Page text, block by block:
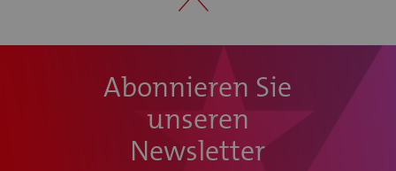
Abonnieren Sie
unseren
Newsletter